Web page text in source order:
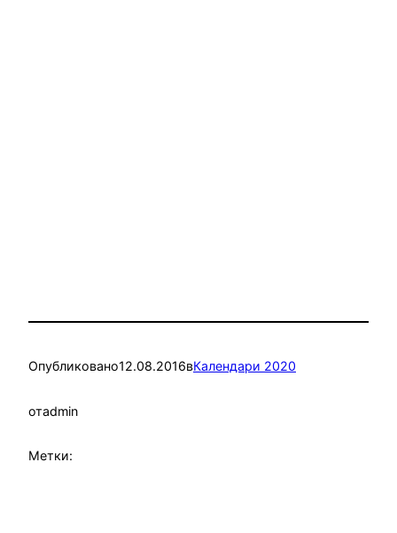
Опубликовано12.08.2016вКалендари 2020
отadmin
Метки: